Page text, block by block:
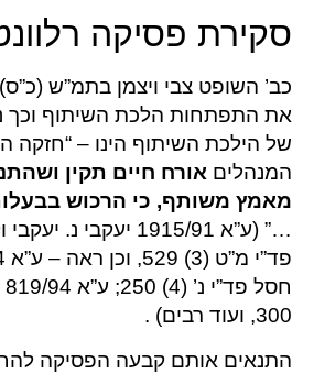
סקירת פסיקה
כב’ השופט צבי
את התפתחות הלכת השיתוף וכך
של הילכת השיתוף הינו – “חזקה
המנהלים אורח חיים תקין
מאמץ משותף, כי הרכוש
…” (ע”א 1915/91 יעקבי
300, ועוד רבים) .
התנאים אותם קבעה הפסיקה